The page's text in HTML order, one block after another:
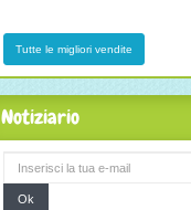
Tutte le migliori vendite
Notiziario
Ok